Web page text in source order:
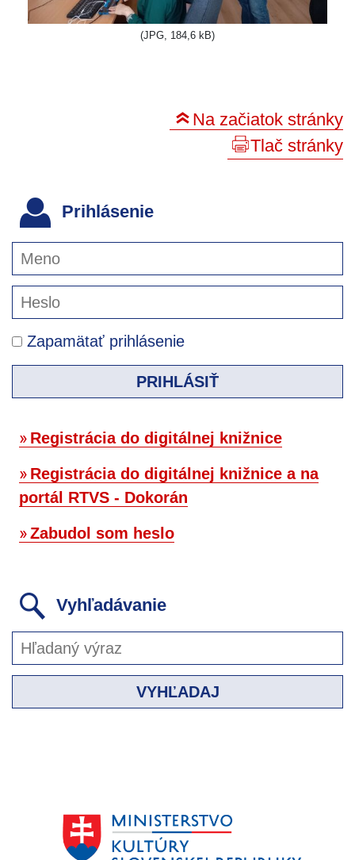
(JPG, 184,6 kB)
Na začiatok stránky
Tlač stránky
Prihlásenie
Zapamätať prihlásenie
PRIHLÁSIŤ
Registrácia do digitálnej knižnice
Registrácia do digitálnej knižnice a na
portál RTVS - Dokorán
Zabudol som heslo
Vyhľadávanie
VYHĽADAJ